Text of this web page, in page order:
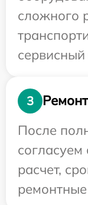
сложного
сервисный
3
После
расчет,